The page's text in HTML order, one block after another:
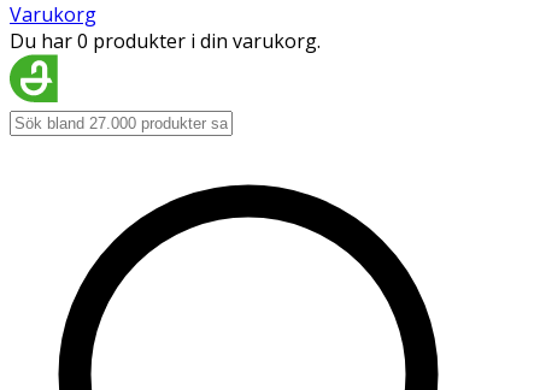
Varukorg
Du har 0 produkter i din varukorg.